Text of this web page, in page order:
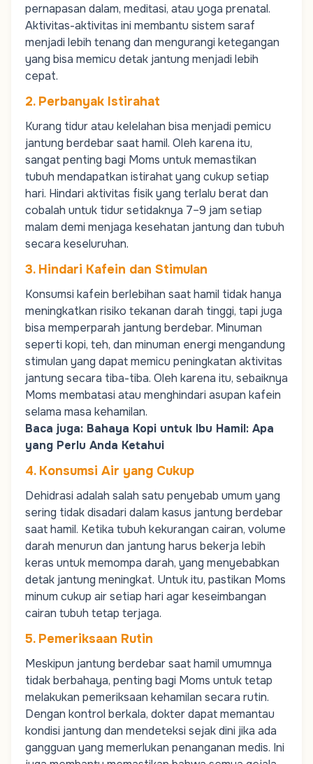
pernapasan dalam, meditasi, atau yoga prenatal.
Aktivitas-aktivitas ini membantu sistem saraf
menjadi lebih tenang dan mengurangi ketegangan
yang bisa memicu detak jantung menjadi lebih
cepat.
2. Perbanyak Istirahat
Kurang tidur atau kelelahan bisa menjadi pemicu
jantung berdebar saat hamil. Oleh karena itu,
sangat penting bagi Moms untuk memastikan
tubuh mendapatkan istirahat yang cukup setiap
hari. Hindari aktivitas fisik yang terlalu berat dan
cobalah untuk tidur setidaknya 7–9 jam setiap
malam demi menjaga kesehatan jantung dan tubuh
secara keseluruhan.
3. Hindari Kafein dan Stimulan
Konsumsi kafein berlebihan saat hamil tidak hanya
meningkatkan risiko tekanan darah tinggi, tapi juga
bisa memperparah jantung berdebar. Minuman
seperti kopi, teh, dan minuman energi mengandung
stimulan yang dapat memicu peningkatan aktivitas
jantung secara tiba-tiba. Oleh karena itu, sebaiknya
Moms membatasi atau menghindari asupan kafein
selama masa kehamilan.
Baca juga: Bahaya Kopi untuk Ibu Hamil: Apa
yang Perlu Anda Ketahui
4. Konsumsi Air yang Cukup
Dehidrasi adalah salah satu penyebab umum yang
sering tidak disadari dalam kasus jantung berdebar
saat hamil. Ketika tubuh kekurangan cairan, volume
darah menurun dan jantung harus bekerja lebih
keras untuk memompa darah, yang menyebabkan
detak jantung meningkat. Untuk itu, pastikan Moms
minum cukup air setiap hari agar keseimbangan
cairan tubuh tetap terjaga.
5. Pemeriksaan Rutin
Meskipun jantung berdebar saat hamil umumnya
tidak berbahaya, penting bagi Moms untuk tetap
melakukan pemeriksaan kehamilan secara rutin.
Dengan kontrol berkala, dokter dapat memantau
kondisi jantung dan mendeteksi sejak dini jika ada
gangguan yang memerlukan penanganan medis. Ini